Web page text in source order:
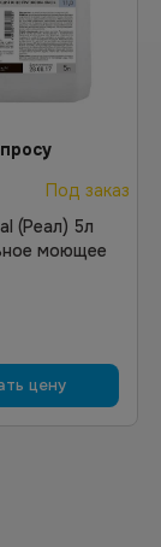
Под заказ
(Реал) 5л
моющее
цену